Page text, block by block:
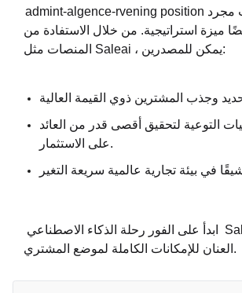
admint-algence-rvening position مجرد
ميزة استراتيجية. من خلال الاستفادة من
المنصات مثل Saleai ، يمكن للمصدرين:
التوعية لتحقيق أقصى قدر من العائد
على الاستثمار.
ابدأ على الفور رحلة الذكاء الاصطناعي Saleai وإطلاق
العنان للإمكانات الكاملة لموضع المشتري.